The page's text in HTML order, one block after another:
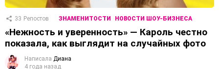
33 Репостов ЗНАМЕНИТОСТИ НОВОСТИ ШОУ-БИЗНЕСА
«Нежность и уверенность» — Кароль честно
показала, как выглядит на случайных фото
Написала Диана
4 года назад